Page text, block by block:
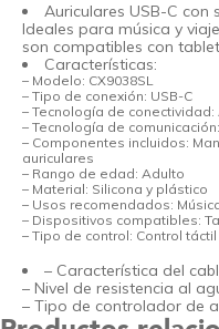
Auriculares USB-C
Ideales para música y
son compatibles con
Características:
– Modelo: CX9038SL
– Tipo de conexión: USB-C
– Tecnología de conectividad:
– Tecnología de
– Componentes incluidos:
auriculares
– Rango de edad: Adulto
– Material: Silicona y plástico
– Usos recomendados:
– Dispositivos compatibles:
– Tipo de control: Control táctil
– Característica del
– Nivel de resistencia al
– Tipo de controlador de